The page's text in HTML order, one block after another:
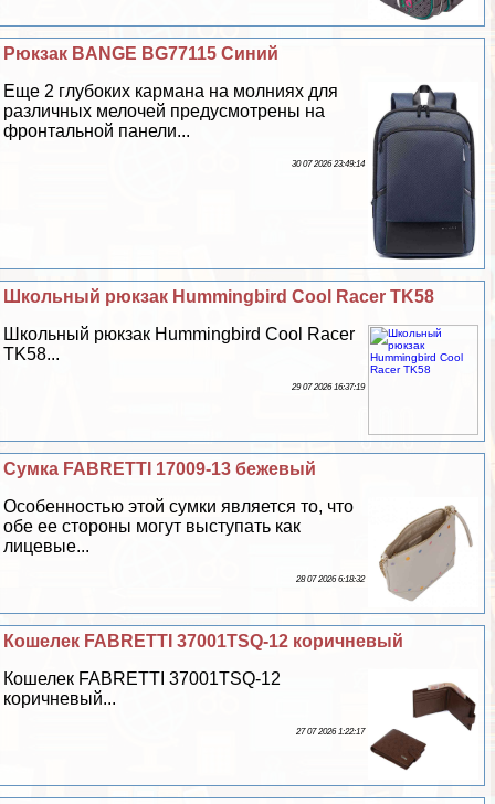
Рюкзак BANGE BG77115 Синий
Еще 2 глубоких кармана на молниях для
различных мелочей предусмотрены на
фронтальной панели...
30 07 2026 23:49:14
Школьный рюкзак Hummingbird Cool Racer TK58
Школьный рюкзак Hummingbird Cool Racer
TK58...
29 07 2026 16:37:19
Сумка FABRETTI 17009-13 бежевый
Особенностью этой сумки является то, что
обе ее стороны могут выступать как
лицевые...
28 07 2026 6:18:32
Кошелек FABRETTI 37001TSQ-12 коричневый
Кошелек FABRETTI 37001TSQ-12
коричневый...
27 07 2026 1:22:17